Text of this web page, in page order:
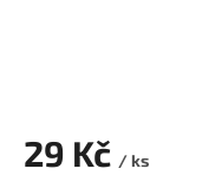
29 Kč / ks